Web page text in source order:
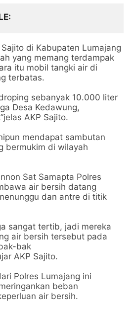
di Kabupaten Lumajang
yang memang terdampak
itu mobil tangki air di
terbatas.
sebanyak 10.000 liter
Desa Kedawung,
AKP Sajito.
mendapat sambutan
bermukim di wilayah
Sat Samapta Polres
air bersih datang
dan antre di titik
sangat tertib, jadi mereka
air bersih tersebut pada
bak
AKP Sajito.
Polres Lumajang ini
beban
air bersih.